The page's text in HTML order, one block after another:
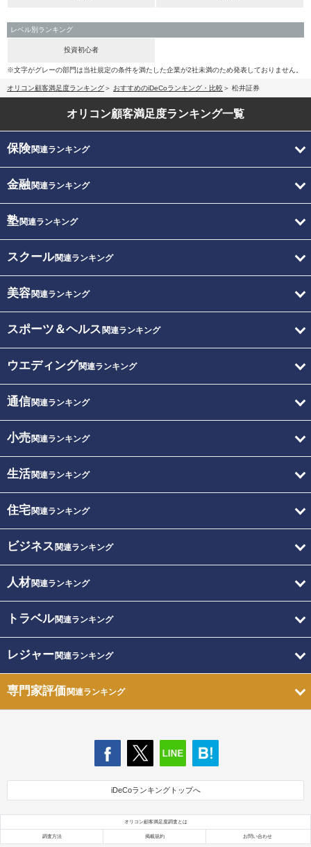
レベル別ランキング
投資初心者
※文字がグレーの部門は当社規定の条件を満たした企業が2社未満のため発表しておりません。
オリコン顧客満足度ランキング おすすめのiDeCoランキング・比較 松井証券
オリコン顧客満足度ランキング一覧
保険関連ランキング
金融関連ランキング
塾関連ランキング
スクール関連ランキング
美容関連ランキング
スポーツ＆ヘルス 関連ランキング
ウエディング関連ランキング
通信関連ランキング
小売関連ランキング
生活関連ランキング
住宅関連ランキング
ビジネス 関連ランキング
人材関連ランキング
トラベル関連ランキング
レジャー関連ランキング
専門家評価関連ランキング
iDeCoランキングトップへ
オリコン顧客満足度調査とは
調査方法 掲載規約 お問い合わせ